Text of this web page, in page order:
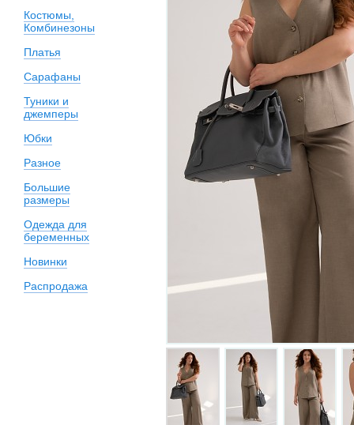
Костюмы,
Комбинезоны
Платья
Сарафаны
Туники и
джемперы
Юбки
Разное
Большие
размеры
Одежда для
беременных
Новинки
Распродажа